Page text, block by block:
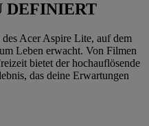
DEFINIERT
Acer Aspire Lite, auf dem
Leben erwacht. Von Filmen
bietet der hochauflösende
das deine Erwartungen